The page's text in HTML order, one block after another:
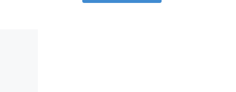
tráfico en Calahorra y la […]